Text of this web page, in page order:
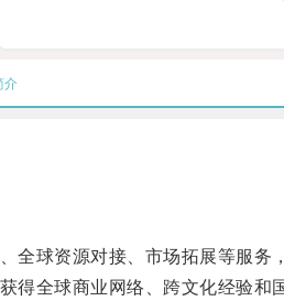
介
球资源对接、市场拓展等服务
全球商业网络、跨文化经验和